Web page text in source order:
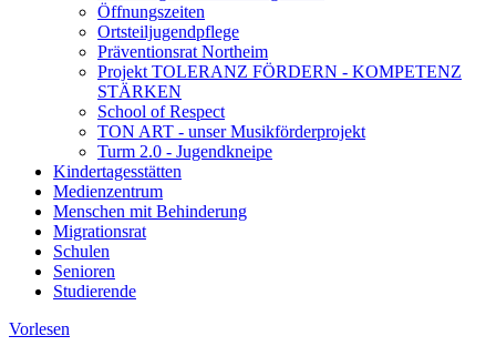
Öffnungszeiten
Ortsteiljugendpflege
Präventionsrat Northeim
Projekt TOLERANZ FÖRDERN - KOMPETENZ
STÄRKEN
School of Respect
TON ART - unser Musikförderprojekt
Turm 2.0 - Jugendkneipe
Kindertagesstätten
Medienzentrum
Menschen mit Behinderung
Migrationsrat
Schulen
Senioren
Studierende
Vorlesen